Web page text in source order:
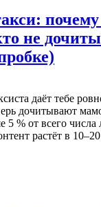
не
даёт тебе
дочитывают
5 % от всего
растёт в